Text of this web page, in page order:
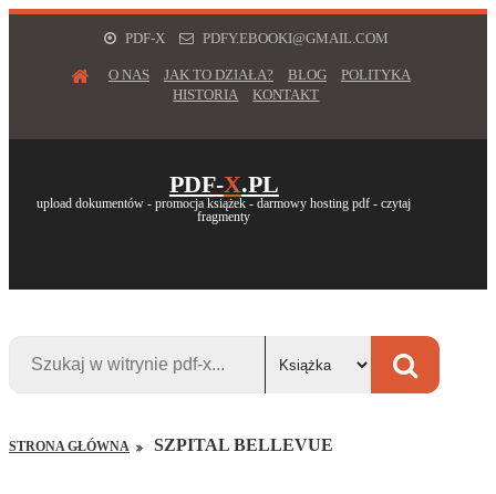
PDF-X PDFY.EBOOKI@GMAIL.COM
O NAS JAK TO DZIAŁA? BLOG
POLITYKA
HISTORIA
KONTAKT
PDF-X.PL
upload dokumentów - promocja książek - darmowy hosting pdf - czytaj
fragmenty
STRONA GŁÓWNA SZPITAL BELLEVUE